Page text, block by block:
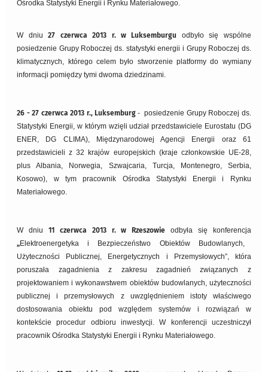
Ośrodka Statystyki Energii i Rynku Materiałowego.
W dniu27 czerwca 2013 r. w Luksemburgu odbyło się wspólne
posiedzenie Grupy Roboczej ds. statystyki energii i Grupy Roboczej ds.
klimatycznych, którego celem było stworzenie platformy do wymiany
informacji pomiędzy tymi dwoma dziedzinami.
26 - 27 czerwca 2013 r., Luksemburg - posiedzenie Grupy Roboczej ds.
Statystyki Energii, w którym wzięli udział przedstawiciele Eurostatu (DG
ENER, DG CLIMA), Międzynarodowej Agencji Energii oraz 61
przedstawicieli z 32 krajów europejskich (kraje członkowskie UE-28,
plus Albania, Norwegia, Szwajcaria, Turcja, Montenegro, Serbia,
Kosowo), w tym pracownik Ośrodka Statystyki Energii i Rynku
Materiałowego.
W dniu 11 czerwca 2013 r. w Rzeszowieodbyła się konferencja
„Elektroenergetyka i Bezpieczeństwo Obiektów Budowlanych,
Użyteczności Publicznej, Energetycznych i Przemysłowych”, która
poruszała zagadnienia z zakresu zagadnień związanych z
projektowaniem i wykonawstwem obiektów budowlanych, użyteczności
publicznej i przemysłowych z uwzględnieniem istoty właściwego
dostosowania obiektu pod względem systemów i rozwiązań w
kontekście procedur odbioru inwestycji. W konferencji uczestniczył
pracownik Ośrodka Statystyki Energii i Rynku Materiałowego.